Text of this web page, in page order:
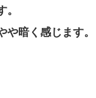
暗く感じます。